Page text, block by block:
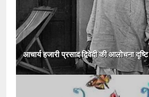
आचार्य हजारी प्रसाद द्विवेदी की आलोचना दृष्टि